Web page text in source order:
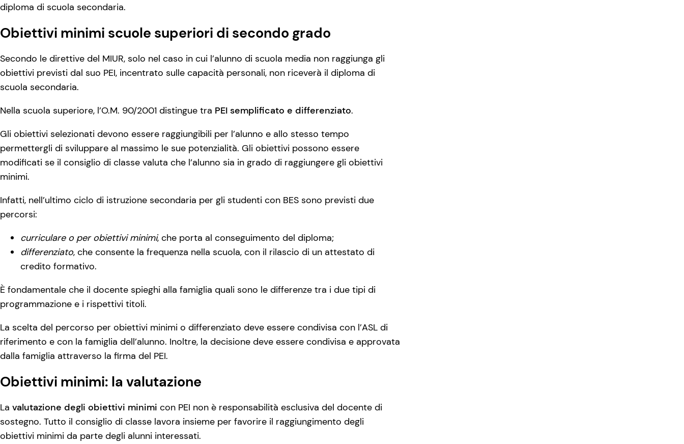
diploma di scuola secondaria.
Obiettivi minimi scuole superiori di secondo grado
Secondo le direttive del MIUR, solo nel caso in cui l’alunno di scuola media non raggiunga gli
obiettivi previsti dal suo PEI, incentrato sulle capacità personali, non riceverà il diploma di
scuola secondaria.
Nella scuola superiore, l’O.M. 90/2001 distingue tra PEI semplificato e differenziato.
Gli obiettivi selezionati devono essere raggiungibili per l’alunno e allo stesso tempo
permettergli di sviluppare al massimo le sue potenzialità. Gli obiettivi possono essere
modificati se il consiglio di classe valuta che l’alunno sia in grado di raggiungere gli obiettivi
minimi.
Infatti, nell’ultimo ciclo di istruzione secondaria per gli studenti con BES sono previsti due
percorsi:
curriculare o per obiettivi minimi, che porta al conseguimento del diploma;
differenziato, che consente la frequenza nella scuola, con il rilascio di un attestato di
credito formativo.
È fondamentale che il docente spieghi alla famiglia quali sono le differenze tra i due tipi di
programmazione e i rispettivi titoli.
La scelta del percorso per obiettivi minimi o differenziato deve essere condivisa con l’ASL di
riferimento e con la famiglia dell’alunno. Inoltre, la decisione deve essere condivisa e approvata
dalla famiglia attraverso la firma del PEI.
Obiettivi minimi: la valutazione
La valutazione degli obiettivi minimi con PEI non è responsabilità esclusiva del docente di
sostegno. Tutto il consiglio di classe lavora insieme per favorire il raggiungimento degli
obiettivi minimi da parte degli alunni interessati.